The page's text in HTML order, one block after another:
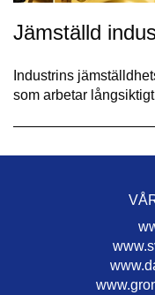
Jämställd
Industrins
som arbetar